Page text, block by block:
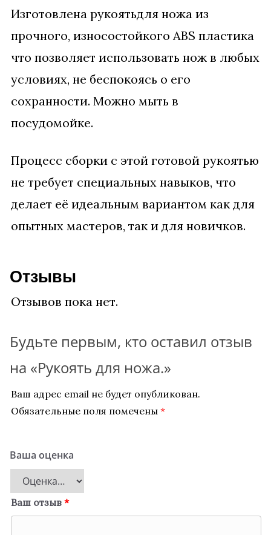
в
л
я
л
а
1
0
.
0
0
₽
Изготовлена рукоятьдля ножа из
прочного, износостойкого ABS пластика
что позволяет использовать нож в любых
условиях, не беспокоясь о его
сохранности. Можно мыть в
посудомойке.
Процесс сборки с этой готовой рукоятью
не требует специальных навыков, что
делает её идеальным вариантом как для
опытных мастеров, так и для новичков.
Отзывы
Отзывов пока нет.
Будьте первым, кто оставил отзыв
на «Рукоять для ножа.»
Ваш адрес email не будет опубликован.
Обязательные поля помечены *
Ваша оценка
Ваш отзыв *